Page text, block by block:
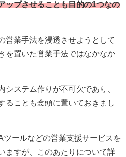
ップさせることも目的の1つなの
営業手法を浸透させようとして
を置いた営業手法ではなかなか
システム作りが不可欠であり、
ることも念頭に置いておきまし
ツールなどの営業支援サービスを
ますが、このあたりについて詳